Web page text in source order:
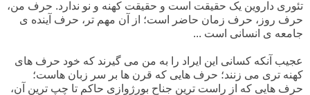
تئوری داروین یک حقیقت است و حقیقت کهنه و نو ندارد. حرف من،
حرف روز، حرف زمان حاضر است؛ از آن مهم تر، حرف آینده ی
جامعه ی انسانی است ...
عجیب آنکه کسانی این ایراد را به من می گیرند که خود حرف های
کهنه تری می زنند؛ حرف هایی که قرن ها بر سر زبان هاست؛
حرف هایی که از راست ترین جناح بورژوازی حاکم تا چپ ترین آن،